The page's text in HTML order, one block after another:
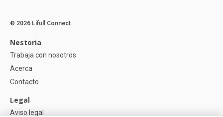
© 2026 Lifull Connect
Nestoria
Trabaja con nosotros
Acerca
Contacto
Legal
Aviso legal